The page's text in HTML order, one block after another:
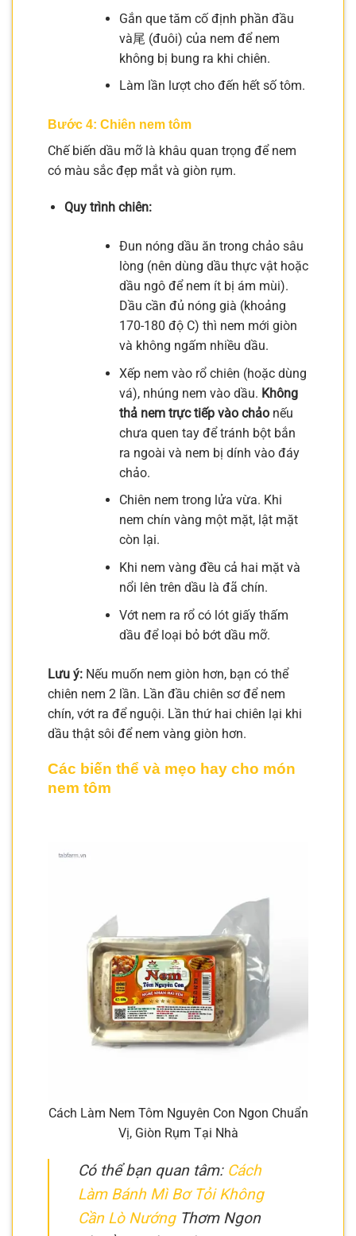
Gắn que tăm cố định phần đầu
và尾 (đuôi) của nem để nem
không bị bung ra khi chiên.
Làm lần lượt cho đến hết số tôm.
Bước 4: Chiên nem tôm
Chế biến dầu mỡ là khâu quan trọng để nem
có màu sắc đẹp mắt và giòn rụm.
Quy trình chiên:
Đun nóng dầu ăn trong chảo sâu
lòng (nên dùng dầu thực vật hoặc
dầu ngô để nem ít bị ám mùi).
Dầu cần đủ nóng già (khoảng
170-180 độ C) thì nem mới giòn
và không ngấm nhiều dầu.
Xếp nem vào rổ chiên (hoặc dùng
vá), nhúng nem vào dầu. Không
thả nem trực tiếp vào chảonếu
chưa quen tay để tránh bột bắn
ra ngoài và nem bị dính vào đáy
chảo.
Chiên nem trong lửa vừa. Khi
nem chín vàng một mặt, lật mặt
còn lại.
Khi nem vàng đều cả hai mặt và
nổi lên trên dầu là đã chín.
Vớt nem ra rổ có lót giấy thấm
dầu để loại bỏ bớt dầu mỡ.
Lưu ý: Nếu muốn nem giòn hơn, bạn có thể
chiên nem 2 lần. Lần đầu chiên sơ để nem
chín, vớt ra để nguội. Lần thứ hai chiên lại khi
dầu thật sôi để nem vàng giòn hơn.
Các biến thể và mẹo hay cho món
nem tôm
Cách Làm Nem Tôm Nguyên Con Ngon Chuẩn
Vị, Giòn Rụm Tại Nhà
Có thể bạn quan tâm: Cách
Làm Bánh Mì Bơ Tỏi Không
Cần Lò NướngThơm Ngon